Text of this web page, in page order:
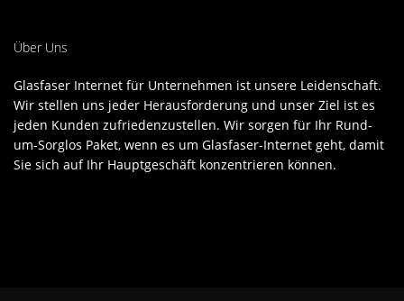
Über Uns
Glasfaser Internet für Unternehmen ist unsere Leidenschaft.
Wir stellen uns jeder Herausforderung und unser Ziel ist es
jeden Kunden zufriedenzustellen. Wir sorgen für Ihr Rund-
um-Sorglos Paket, wenn es um Glasfaser-Internet geht, damit
Sie sich auf Ihr Hauptgeschäft konzentrieren können.